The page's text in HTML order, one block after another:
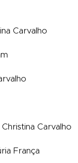
Carvalho
Carvalho
França